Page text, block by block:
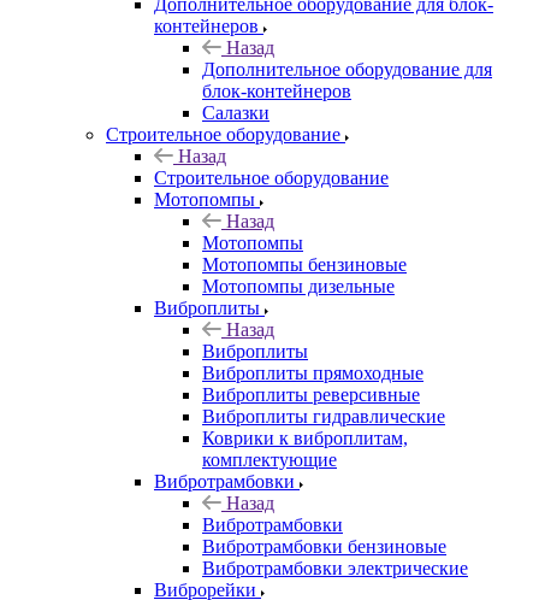
Дополнительное оборудование для блок-
контейнеров
Назад
Дополнительное оборудование для
блок-контейнеров
Салазки
Строительное оборудование
Назад
Строительное оборудование
Мотопомпы
Назад
Мотопомпы
Мотопомпы бензиновые
Мотопомпы дизельные
Виброплиты
Назад
Виброплиты
Виброплиты прямоходные
Виброплиты реверсивные
Виброплиты гидравлические
Коврики к виброплитам,
комплектующие
Вибротрамбовки
Назад
Вибротрамбовки
Вибротрамбовки бензиновые
Вибротрамбовки электрические
Виброрейки